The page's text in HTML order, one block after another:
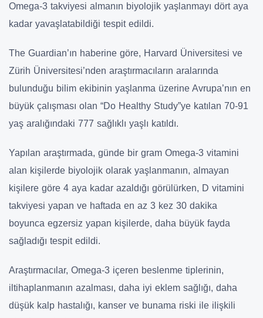
Omega-3 takviyesi almanın biyolojik yaşlanmayı dört aya
kadar yavaşlatabildiği tespit edildi.
The Guardian’ın haberine göre, Harvard Üniversitesi ve
Zürih Üniversitesi’nden araştırmacıların aralarında
bulunduğu bilim ekibinin yaşlanma üzerine Avrupa’nın en
büyük çalışması olan “Do Healthy Study”ye katılan 70-91
yaş aralığındaki 777 sağlıklı yaşlı katıldı.
Yapılan araştırmada, günde bir gram Omega-3 vitamini
alan kişilerde biyolojik olarak yaşlanmanın, almayan
kişilere göre 4 aya kadar azaldığı görülürken, D vitamini
takviyesi yapan ve haftada en az 3 kez 30 dakika
boyunca egzersiz yapan kişilerde, daha büyük fayda
sağladığı tespit edildi.
Araştırmacılar, Omega-3 içeren beslenme tiplerinin,
iltihaplanmanın azalması, daha iyi eklem sağlığı, daha
düşük kalp hastalığı, kanser ve bunama riski ile ilişkili